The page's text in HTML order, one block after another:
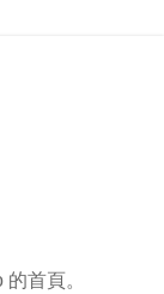
首頁。